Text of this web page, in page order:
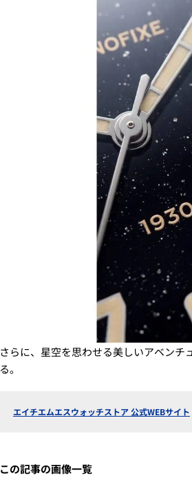
さらに、星空を思わせる美しいアベン
る。
エイチエムエスウォッチストア 公式WEBサイト
この記事の画像一覧